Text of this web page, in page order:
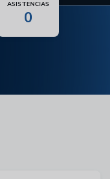
ASISTENCIAS
0